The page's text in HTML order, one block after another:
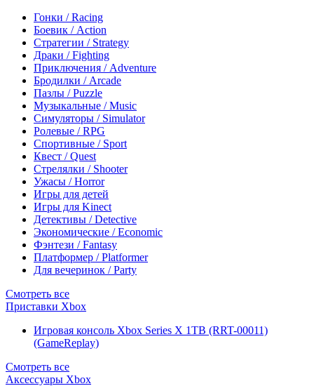
Гонки / Racing
Боевик / Action
Стратегии / Strategy
Драки / Fighting
Приключения / Adventure
Бродилки / Arcade
Пазлы / Puzzle
Музыкальные / Music
Симуляторы / Simulator
Ролевые / RPG
Спортивные / Sport
Квест / Quest
Стрелялки / Shooter
Ужасы / Horror
Игры для детей
Игры для Kinect
Детективы / Detective
Экономические / Economic
Фэнтези / Fantasy
Платформер / Platformer
Для вечеринок / Party
Смотреть все
Приставки Xbox
Игровая консоль Xbox Series X 1TB (RRT-00011)
(GameReplay)
Смотреть все
Аксессуары Xbox